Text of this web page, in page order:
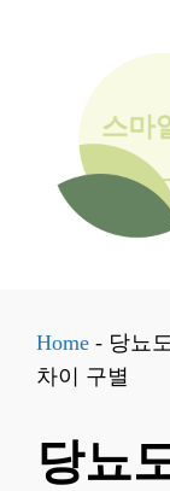
Home - 당뇨
차이 구별
당뇨